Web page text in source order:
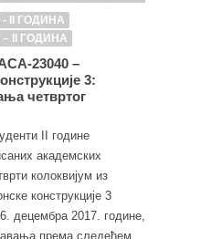
II ГОДИНА
II ГОДИНА
23040 –
3:
четвртог
II године
академских
колоквијум из
конструкције 3
децембра 2017. године,
према следећем